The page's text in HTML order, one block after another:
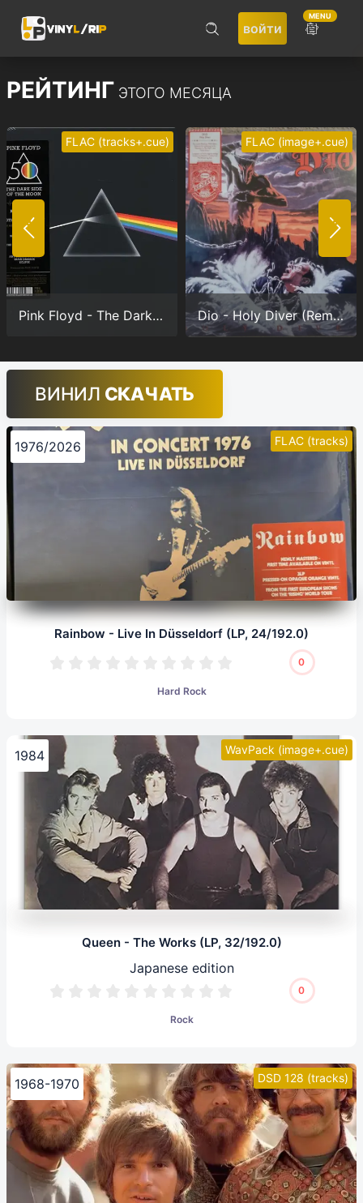
войти
Не запоминать меня
ВОЙТИ
Регистрация
MENU
ПОИСК
РЕЙТИНГ ЭТОГО МЕСЯЦА
FLAC (tracks+.cue)
Pink Floyd - The Dark Side Of The Moon (Anniversary version) (24/192.0)
FLAC (image+.cue)
Dio - Holy Diver (Remastered) (24/96.0)
ВИНИЛ СКАЧАТЬ
FLAC (tracks)
1976/2026
Rainbow - Live In Düsseldorf (LP, 24/192.0)
0
Hard Rock
WavPack (image+.cue)
1984
Queen - The Works (LP, 32/192.0)
Japanese edition
0
Rock
DSD 128 (tracks)
1968-1970